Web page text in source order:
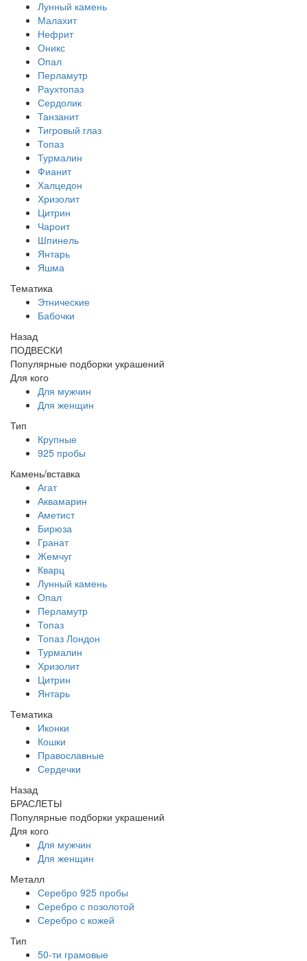
Лунный камень
Малахит
Нефрит
Оникс
Опал
Перламутр
Раухтопаз
Сердолик
Танзанит
Тигровый глаз
Топаз
Турмалин
Фианит
Халцедон
Хризолит
Цитрин
Чароит
Шпинель
Янтарь
Яшма
Тематика
Этнические
Бабочки
Назад
ПОДВЕСКИ
Популярные подборки украшений
Для кого
Для мужчин
Для женщин
Тип
Крупные
925 пробы
Камень/вставка
Агат
Аквамарин
Аметист
Бирюза
Гранат
Жемчуг
Кварц
Лунный камень
Опал
Перламутр
Топаз
Топаз Лондон
Турмалин
Хризолит
Цитрин
Янтарь
Тематика
Иконки
Кошки
Православные
Сердечки
Назад
БРАСЛЕТЫ
Популярные подборки украшений
Для кого
Для мужчин
Для женщин
Металл
Серебро 925 пробы
Серебро с позолотой
Серебро с кожей
Тип
50-ти грамовые